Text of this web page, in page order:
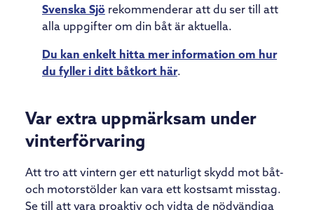
Svenska Sjö rekommenderar att du ser till att
alla uppgifter om din båt är aktuella.
Du kan enkelt hitta mer information om hur
du fyller i ditt båtkort här.
Var extra uppmärksam under
vinterförvaring
Att tro att vintern ger ett naturligt skydd mot båt-
och motorstölder kan vara ett kostsamt misstag.
Se till att vara proaktiv och vidta de nödvändiga